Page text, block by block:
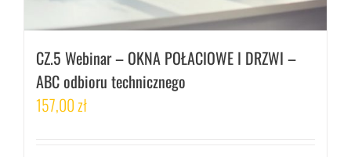
CZ.5 Webinar – OKNA POŁACIOWE I DRZWI –
ABC odbioru technicznego
157,00zł